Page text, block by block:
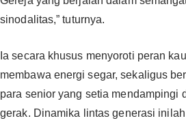
sinodalitas,” tuturnya.
Ia secara khusus menyoroti peran
membawa energi segar, sekaligus
para senior yang setia mendampingi
gerak. Dinamika lintas generasi